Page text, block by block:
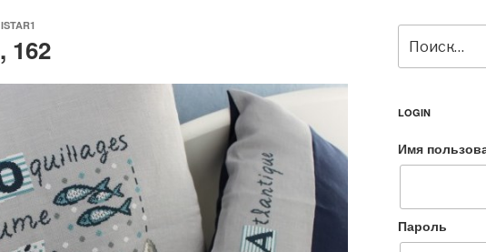
ISTAR1
162
LOGIN
Имя
Пароль